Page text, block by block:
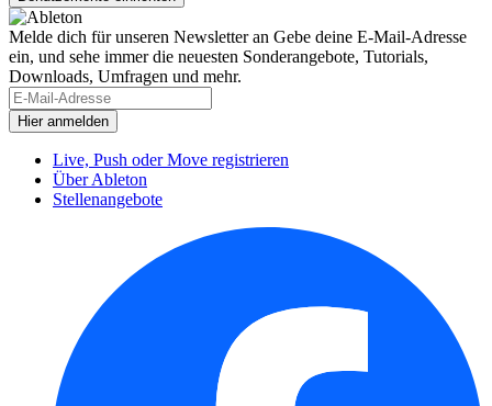
Melde dich für unseren Newsletter an Gebe deine E-Mail-Adresse
ein, und sehe immer die neuesten Sonderangebote, Tutorials,
Downloads, Umfragen und mehr.
Live, Push oder Move registrieren
Über Ableton
Stellenangebote